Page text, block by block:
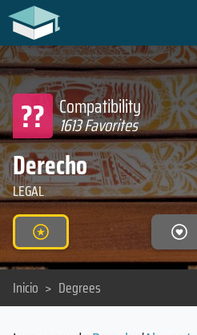
Derecho
Compatibility
1613 Favorites
??
LEGAL
Inicio > Degrees